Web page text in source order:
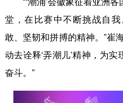
堂，在比赛中不断挑战自
敢、坚韧和拼搏的精神。”崔
动去诠释‘弄潮儿’精神，为
奋斗。”